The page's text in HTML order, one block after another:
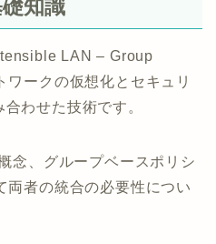
知識
LAN – Group
ークの仮想化とセキュリ
わせた技術です。
念、グループベースポリシ
両者の統合の必要性につい